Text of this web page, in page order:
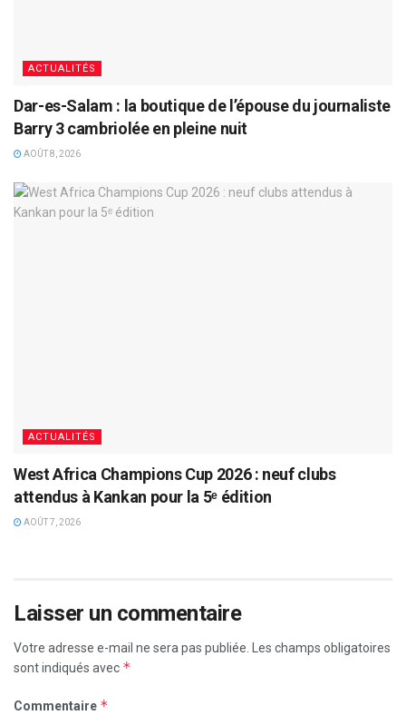
ACTUALITÉS
Dar-es-Salam : la boutique de l’épouse du journaliste
Barry 3 cambriolée en pleine nuit
AOÛT 8, 2026
ACTUALITÉS
West Africa Champions Cup 2026 : neuf clubs
attendus à Kankan pour la 5ᵉ édition
AOÛT 7, 2026
Laisser un commentaire
Votre adresse e-mail ne sera pas publiée.
Les champs obligatoires
sont indiqués avec *
Commentaire *